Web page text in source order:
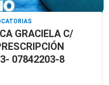
GRACIELA C/
07842203-8